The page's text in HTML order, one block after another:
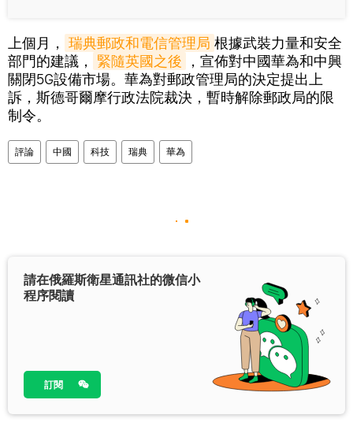
上個月， 瑞典郵政和電信管理局 根據武裝力量和安全
部門的建議， 緊隨英國之後
，宣佈對中國華為和中興
關閉5G設備市場。華為對郵政管理局的決定提出上
訴，斯德哥爾摩行政法院裁決，暫時解除郵政局的限
制令。
評論 中國 科技 瑞典 華為
請在俄羅斯衛星通訊社的微信小
程序閱讀
訂閱